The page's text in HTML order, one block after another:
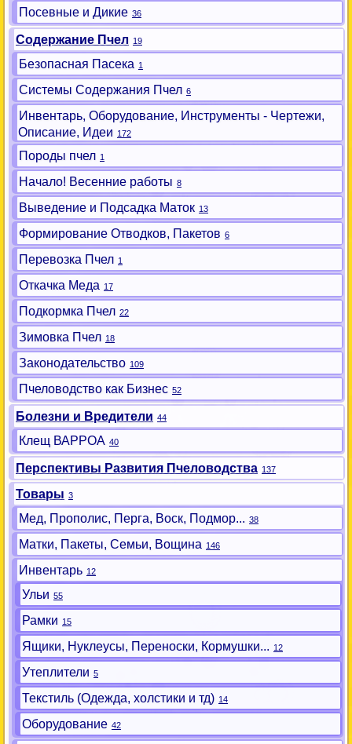
Посевные и Дикие 36
Содержание Пчел 19
Безопасная Пасека 1
Системы Содержания Пчел 6
Инвентарь, Оборудование, Инструменты - Чертежи,
Описание, Идеи 172
Породы пчел 1
Начало! Весенние работы 8
Выведение и Подсадка Маток 13
Формирование Отводков, Пакетов 6
Перевозка Пчел 1
Откачка Меда 17
Подкормка Пчел 22
Зимовка Пчел 18
Законодательство 109
Пчеловодство как Бизнес 52
Болезни и Вредители 44
Клещ ВАРРОА 40
Перспективы Развития Пчеловодства 137
Товары 3
Мед, Прополис, Перга, Воск, Подмор... 38
Матки, Пакеты, Семьи, Вощина 146
Инвентарь 12
Ульи 55
Рамки 15
Ящики, Нуклеусы, Переноски, Кормушки... 12
Утеплители 5
Текстиль (Одежда, холстики и тд) 14
Оборудование 42